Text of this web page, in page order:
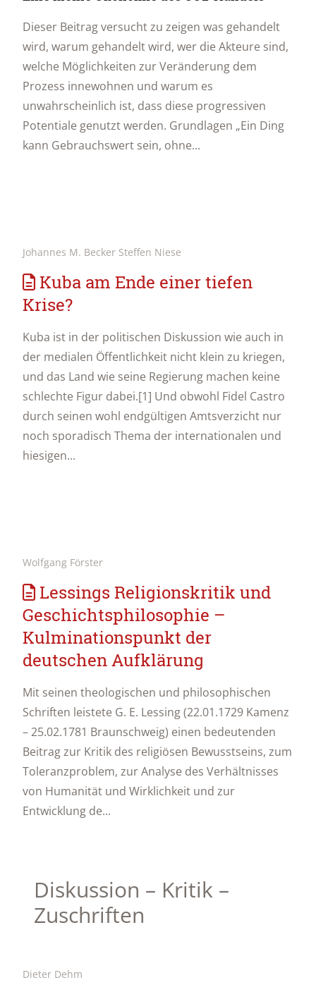
Dieser Beitrag versucht zu zeigen was gehandelt
wird, warum gehandelt wird, wer die Akteure sind,
welche Möglichkeiten zur Veränderung dem
Prozess innewohnen und warum es
unwahrscheinlich ist, dass diese progressiven
Potentiale genutzt werden. Grundlagen „Ein Ding
kann Gebrauchswert sein, ohne...
Johannes M. Becker Steffen Niese
Kuba am Ende einer tiefen
Krise?
Kuba ist in der politischen Diskussion wie auch in
der medialen Öffentlichkeit nicht klein zu kriegen,
und das Land wie seine Regierung machen keine
schlechte Figur dabei.[1] Und obwohl Fidel Castro
durch seinen wohl endgültigen Amtsverzicht nur
noch sporadisch Thema der internationalen und
hiesigen...
Wolfgang Förster
Lessings Religionskritik und
Geschichtsphilosophie –
Kulminationspunkt der
deutschen Aufklärung
Mit seinen theologischen und philosophischen
Schriften leistete G. E. Lessing (22.01.1729 Kamenz
– 25.02.1781 Braunschweig) einen bedeutenden
Beitrag zur Kritik des religiösen Bewusstseins, zum
Toleranzproblem, zur Analyse des Verhältnisses
von Humanität und Wirklichkeit und zur
Entwicklung de...
Diskussion – Kritik –
Zuschriften
Dieter Dehm